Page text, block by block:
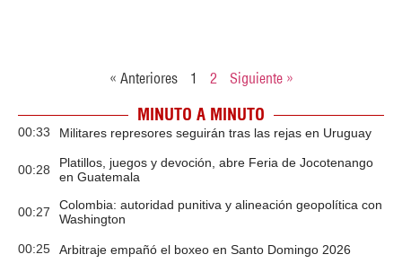
« Anteriores 1 2 Siguiente »
MINUTO A MINUTO
00:33 Militares represores seguirán tras las rejas en Uruguay
00:28
Platillos, juegos y devoción, abre Feria de Jocotenango
en Guatemala
00:27
Colombia: autoridad punitiva y alineación geopolítica con
Washington
00:25 Arbitraje empañó el boxeo en Santo Domingo 2026